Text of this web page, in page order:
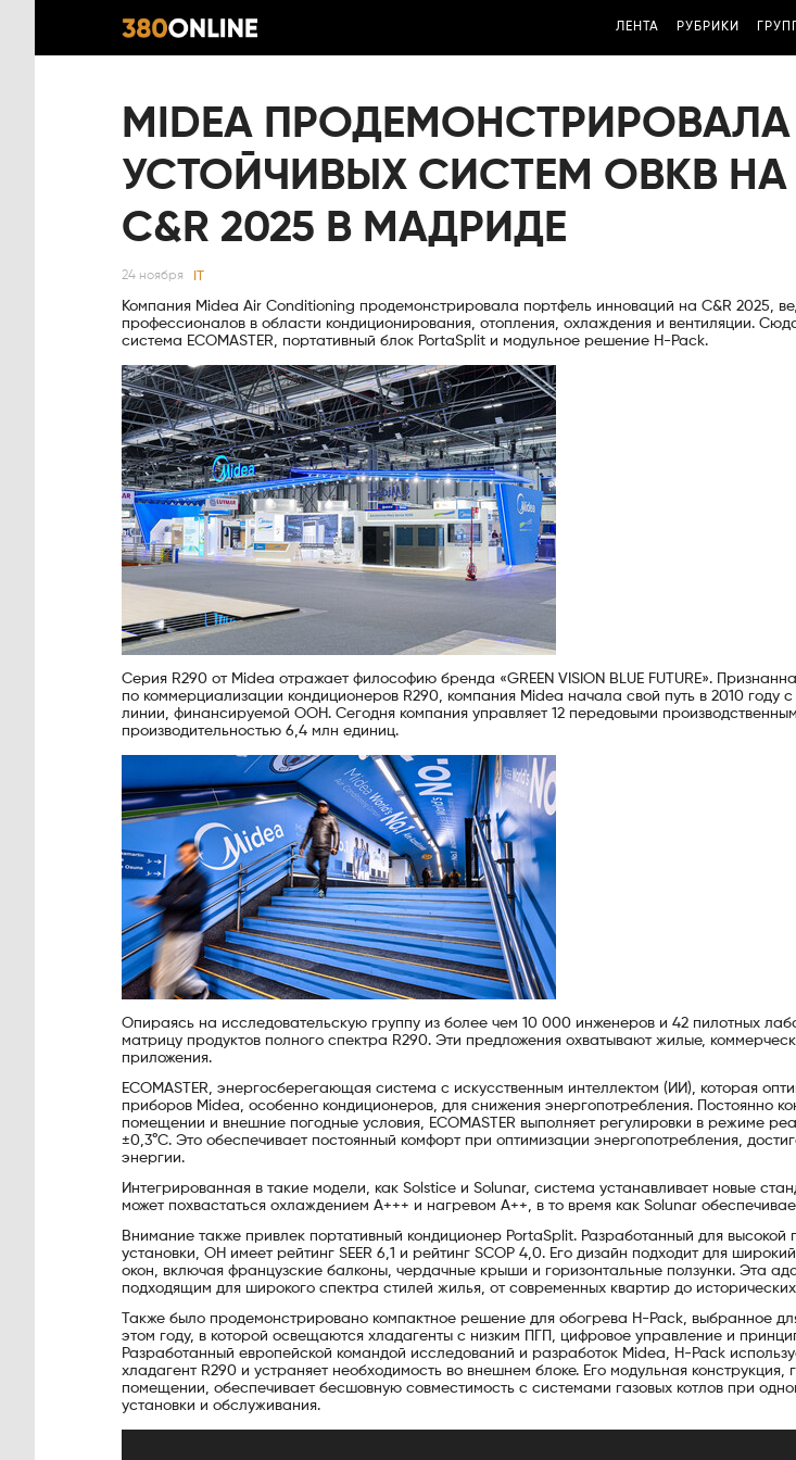
ЛЕНТА РУБРИКИ
MIDEA
УСТОЙЧИВЫХ СИСТЕМ ОВКВ НА
C&R 2025 В МАДРИДЕ
24 ноября IT
Компания Midea Air Conditioning продемонстрировала портфель инноваций на C&R 2025,
профессионалов в области кондиционирования, отопления, охлаждения и вентиляции.
система ECOMASTER, портативный блок PortaSplit и модульное решение H-Pack.
Серия R290 от Midea отражает философию бренда «GREEN VISION BLUE FUTURE».
по коммерциализации кондиционеров R290, компания Midea начала свой путь в 2010 году
линии, финансируемой ООН. Сегодня компания управляет 12 передовыми
производительностью 6,4 млн единиц.
Опираясь на исследовательскую группу из более чем 10 000 инженеров и 42 пилотных
матрицу продуктов полного спектра R290. Эти предложения охватывают жилые,
приложения.
ECOMASTER, энергосберегающая система с искусственным интеллектом (ИИ), которая
приборов Midea, особенно кондиционеров, для снижения энергопотребления. Постоянно
помещении и внешние погодные условия, ECOMASTER выполняет регулировки в режиме
±0,3°C. Это обеспечивает постоянный комфорт при оптимизации энергопотребления,
энергии.
Интегрированная в такие модели, как Solstice и Solunar, система устанавливает новые
может похвастаться охлаждением A+++ и нагревом A++, в то время как Solunar
Внимание также привлек портативный кондиционер PortaSplit. Разработанный для высокой
установки, ОН имеет рейтинг SEER 6,1 и рейтинг SCOP 4,0. Его дизайн подходит для
окон, включая французские балконы, чердачные крыши и горизонтальные ползунки. Эта
подходящим для широкого спектра стилей жилья, от современных квартир до
Также было продемонстрировано компактное решение для обогрева H-Pack, выбранное
этом году, в которой освещаются хладагенты с низким ПГП, цифровое управление и
Разработанный европейской командой исследований и разработок Midea, H-Pack
хладагент R290 и устраняет необходимость во внешнем блоке. Его модульная конструкция,
помещении, обеспечивает бесшовную совместимость с системами газовых котлов при
установки и обслуживания.